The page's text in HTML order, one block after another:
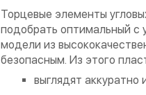
Торцевые элементы
подобрать оптимальный с
модели из
безопасным. Из этого
выглядят аккуратно